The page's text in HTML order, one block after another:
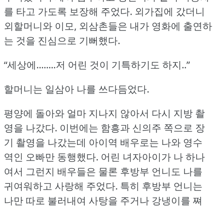
를 타고 가도록 보장해 주었다. 외가집에 갔더니
외할머니와 이모, 외삼촌들은 내가 영화에 출연하
는 것을 진심으로 기뻐했다.
“세상에........저 어린 것이 기특하기도 하지..”
할머니는 일삼아 나를 쓰다듬었다.
평양에 돌아와 얼마 지나지 않아서 다시 지방 촬
영을 나갔다. 이번에는 함흥과 신의주 쪽으로 장
기 촬영을 나갔는데 아이역 배우로는 나와 영수
역인 오빠만 동행했다. 어린 녀자아이가 나 하나
여서 그런지 배우들은 물론 후방부 언니도 나를
귀여워하고 사랑해 주었다. 특히 후방부 언니는
나만 따로 불러내여 사탕을 주거나 강냉이를 쪄